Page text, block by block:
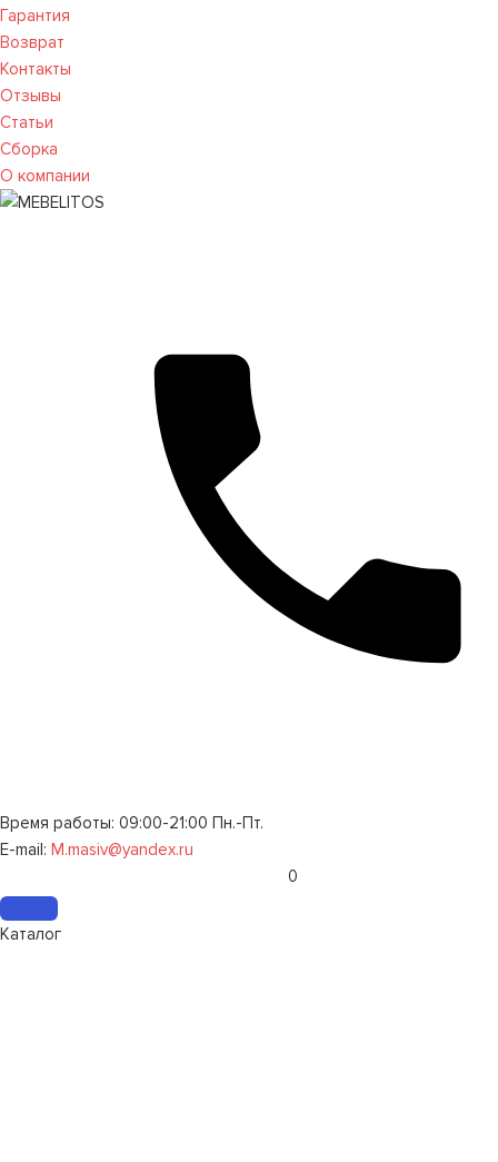
Гарантия
Возврат
Контакты
Отзывы
Статьи
Сборка
О компании
Время работы: 09:00-21:00 Пн.-Пт.
E-mail: M.masiv@yandex.ru
0
Каталог